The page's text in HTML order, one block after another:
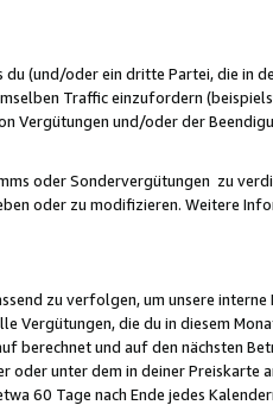
(und/oder ein dritte Partei, die in
Traffic einzufordern
Vergütungen und/oder der
oder Sondervergütungen zu
oder zu modifizieren. Weitere
zu verfolgen, um unsere
Vergütungen, die du in diesem
berechnet und auf den nächsten
oder unter dem in deiner Preiskarte
60 Tage nach Ende jedes